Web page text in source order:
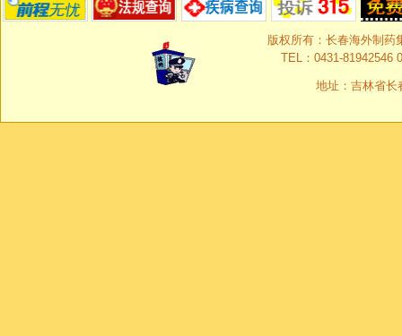
版权所有：长春海外制药
TEL：0431-81942546
地址：吉林省长